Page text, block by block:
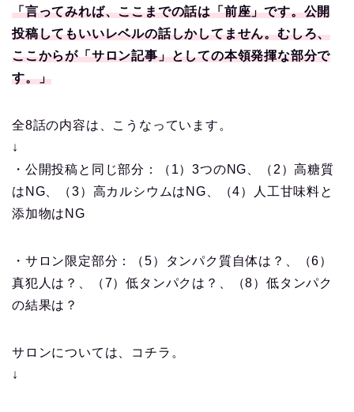
「言ってみれば、ここまでの話は「前座」です。公開
投稿してもいいレベルの話しかしてません。むしろ、
ここからが「サロン記事」としての本領発揮な部分で
す。」
全8話の内容は、こうなっています。
↓
・公開投稿と同じ部分：（1）3つのNG、（2）高糖質
はNG、（3）高カルシウムはNG、（4）人工甘味料と
添加物はNG
・サロン限定部分：（5）タンパク質自体は？、（6）
真犯人は？、（7）低タンパクは？、（8）低タンパク
の結果は？
サロンについては、コチラ。
↓